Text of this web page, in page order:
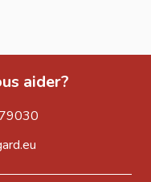
aider?